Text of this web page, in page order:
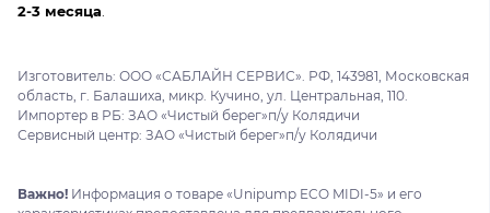
2-3 месяца
Изготовитель: ООО «САБЛАЙН СЕРВИС». РФ, 143981, Московская
область, г. Балашиха, микр. Кучино, ул. Центральная, 110.
Импортер в РБ: ЗАО «Чистый берег»п/у Колядичи
Сервисный центр: ЗАО «Чистый берег»п/у Колядичи
Важно! Информация о товаре «Unipump ECO MIDI-5» и его